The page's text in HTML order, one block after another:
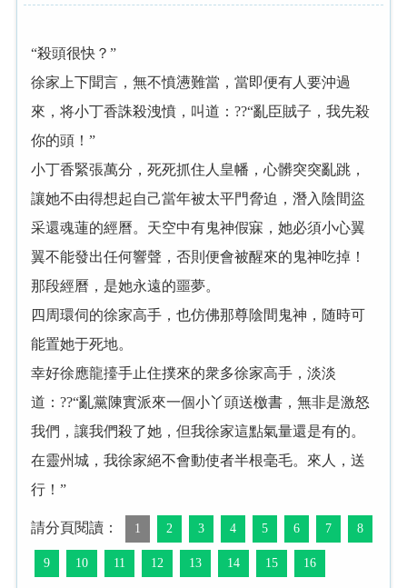
“殺頭很快？”
徐家上下聞言，無不憤懑難當，當即便有人要沖過
來，将小丁香誅殺洩憤，叫道：??“亂臣賊子，我先殺
你的頭！”
小丁香緊張萬分，死死抓住人皇幡，心髒突突亂跳，
讓她不由得想起自己當年被太平門脅迫，潛入陰間盜
采還魂蓮的經曆。天空中有鬼神假寐，她必須小心翼
翼不能發出任何響聲，否則便會被醒來的鬼神吃掉！
那段經曆，是她永遠的噩夢。
四周環伺的徐家高手，也仿佛那尊陰間鬼神，随時可
能置她于死地。
幸好徐應龍擡手止住撲來的衆多徐家高手，淡淡
道：??“亂黨陳實派來一個小丫頭送檄書，無非是激怒
我們，讓我們殺了她，但我徐家這點氣量還是有的。
在靈州城，我徐家絕不會動使者半根毫毛。來人，送
行！”
請分頁閱讀： 1 2 3 4 5 6 7 8
9 10 11 12 13 14 15 16